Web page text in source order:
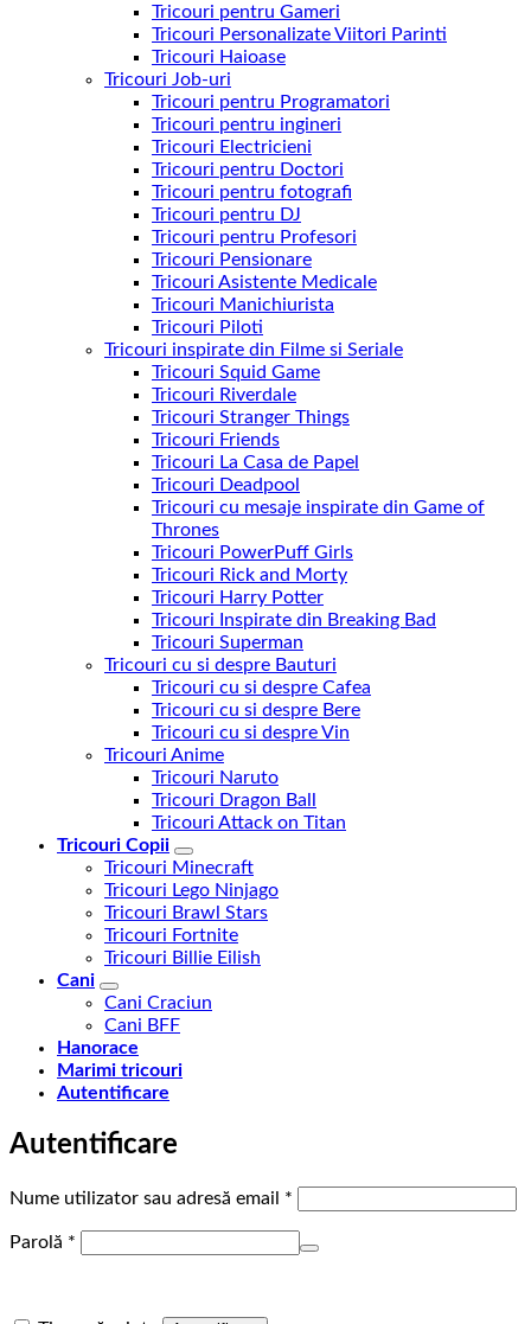
Tricouri pentru Gameri
Tricouri Personalizate Viitori Parinti
Tricouri Haioase
Tricouri Job-uri
Tricouri pentru Programatori
Tricouri pentru ingineri
Tricouri Electricieni
Tricouri pentru Doctori
Tricouri pentru fotografi
Tricouri pentru DJ
Tricouri pentru Profesori
Tricouri Pensionare
Tricouri Asistente Medicale
Tricouri Manichiurista
Tricouri Piloti
Tricouri inspirate din Filme si Seriale
Tricouri Squid Game
Tricouri Riverdale
Tricouri Stranger Things
Tricouri Friends
Tricouri La Casa de Papel
Tricouri Deadpool
Tricouri cu mesaje inspirate din Game of
Thrones
Tricouri PowerPuff Girls
Tricouri Rick and Morty
Tricouri Harry Potter
Tricouri Inspirate din Breaking Bad
Tricouri Superman
Tricouri cu si despre Bauturi
Tricouri cu si despre Cafea
Tricouri cu si despre Bere
Tricouri cu si despre Vin
Tricouri Anime
Tricouri Naruto
Tricouri Dragon Ball
Tricouri Attack on Titan
Tricouri Copii
Tricouri Minecraft
Tricouri Lego Ninjago
Tricouri Brawl Stars
Tricouri Fortnite
Tricouri Billie Eilish
Cani
Cani Craciun
Cani BFF
Hanorace
Marimi tricouri
Autentificare
Autentificare
Nume utilizator sau adresă email *
Parolă *